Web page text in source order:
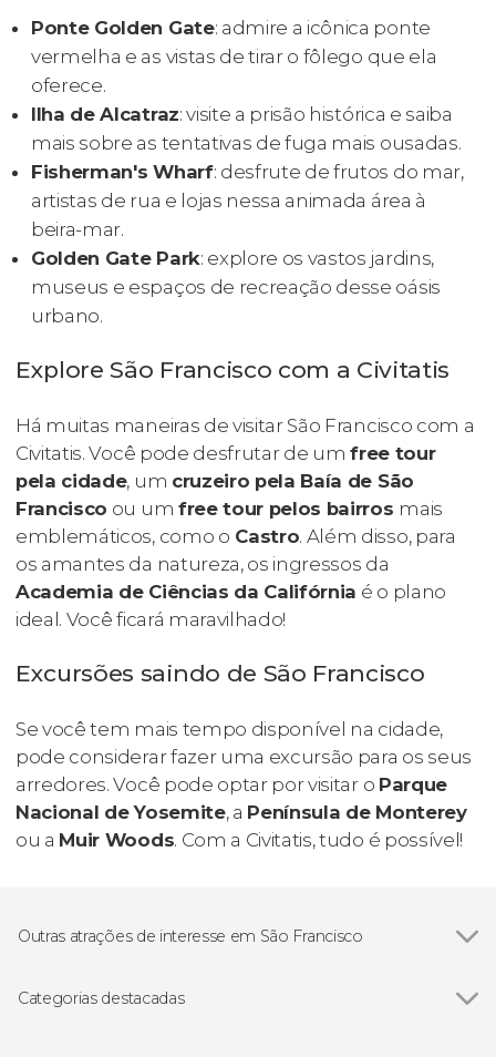
Ponte Golden Gate: admire a icônica ponte
vermelha e as vistas de tirar o fôlego que ela
oferece.
Ilha de Alcatraz: visite a prisão histórica e saiba
mais sobre as tentativas de fuga mais ousadas.
Fisherman's Wharf: desfrute de frutos do mar,
artistas de rua e lojas nessa animada área à
beira-mar.
Golden Gate Park: explore os vastos jardins,
museus e espaços de recreação desse oásis
urbano.
Explore São Francisco com a Civitatis
Há muitas maneiras de visitar São Francisco com a
Civitatis. Você pode desfrutar de umfree tour
pela cidade, um cruzeiro pela Baía de São
Francisco ou um free tour pelos bairros mais
emblemáticos, como o Castro. Além disso, para
os amantes da natureza, os ingressos da
Academia de Ciências da Califórnia é o plano
ideal. Você ficará maravilhado!
Excursões saindo de São Francisco
Se você tem mais tempo disponível na cidade,
pode considerar fazer uma excursão para os seus
arredores. Você pode optar por visitar o Parque
Nacional de Yosemite, a Península de Monterey
ou a Muir Woods. Com a Civitatis, tudo é possível!
Outras atrações de interesse em São Francisco
Ilha de Alcatraz
Categorias destacadas